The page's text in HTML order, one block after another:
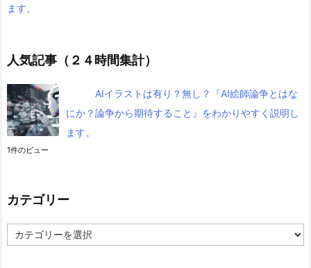
ます。
人気記事（２４時間集計）
AIイラストは有り？無し？『AI絵師論争とはな
にか？論争から期待すること』をわかりやすく説明し
ます。
1件のビュー
カテゴリー
テ